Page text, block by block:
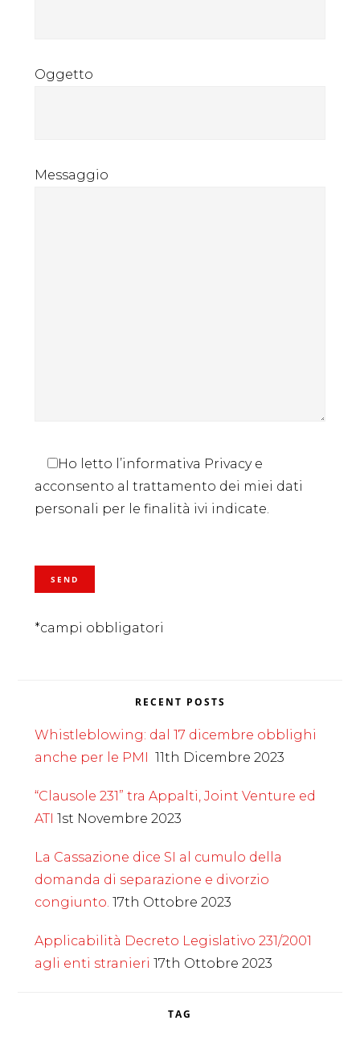
Oggetto
Messaggio
Ho letto l’informativa Privacy e
acconsento al trattamento dei miei dati
personali per le finalità ivi indicate.
*campi obbligatori
RECENT POSTS
Whistleblowing: dal 17 dicembre obblighi
anche per le PMI
11th Dicembre 2023
“Clausole 231” tra Appalti, Joint Venture ed
ATI 1st Novembre 2023
La Cassazione dice SI al cumulo della
domanda di separazione e divorzio
congiunto. 17th Ottobre 2023
Applicabilità Decreto Legislativo 231/2001
agli enti stranieri 17th Ottobre 2023
TAG